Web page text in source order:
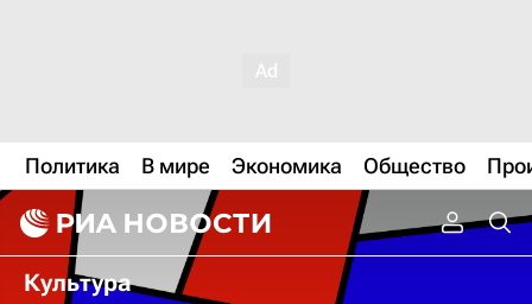
Политика В мире Экономика Общество
Культура